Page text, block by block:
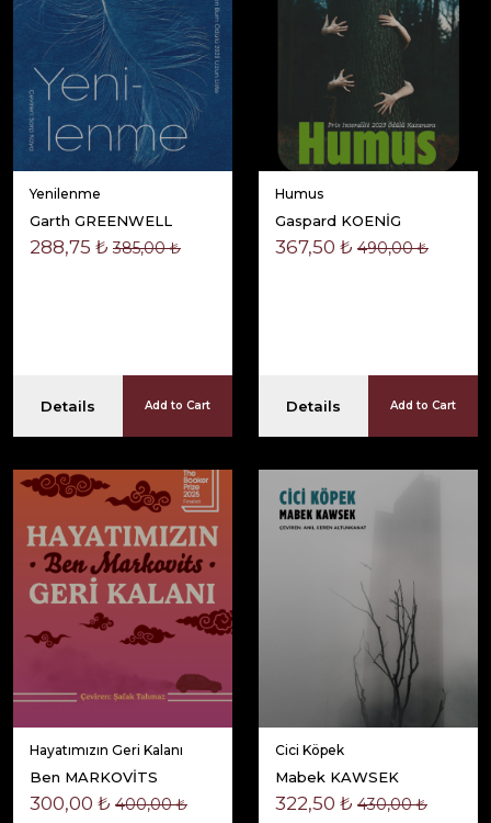
Yenilenme
Garth GREENWELL
288,75 ₺ 385,00 ₺
Details Add to Cart
Humus
Gaspard KOENİG
367,50 ₺ 490,00 ₺
Details Add to Cart
Hayatımızın Geri Kalanı
Ben MARKOVİTS
300,00 ₺ 400,00 ₺
Cici Köpek
Mabek KAWSEK
322,50 ₺ 430,00 ₺